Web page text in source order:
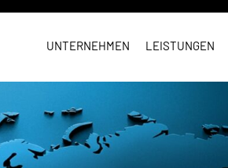
UNTERNEHMEN LEISTUNGEN